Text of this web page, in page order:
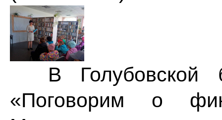
В Голубовской
«Поговорим о